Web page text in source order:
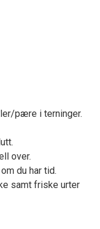
pære i terninger.
over.
du har tid.
samt friske urter